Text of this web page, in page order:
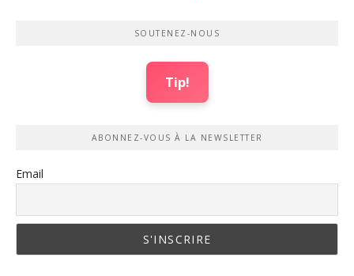
SOUTENEZ-NOUS
Tip!
ABONNEZ-VOUS À LA NEWSLETTER
Email